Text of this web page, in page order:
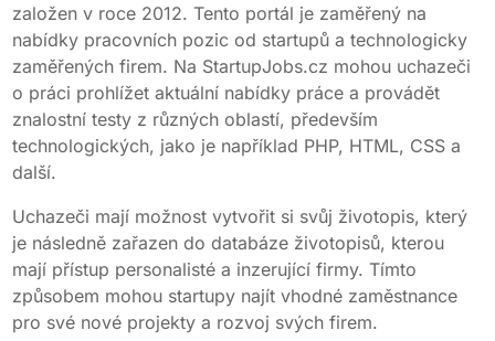
založen v roce 2012. Tento portál je zaměřený na
nabídky pracovních pozic od startupů a technologicky
zaměřených firem. Na StartupJobs.cz mohou uchazeči
o práci prohlížet aktuální nabídky práce a provádět
znalostní testy z různých oblastí, především
technologických, jako je například PHP, HTML, CSS a
další.
Uchazeči mají možnost vytvořit si svůj životopis, který
je následně zařazen do databáze životopisů, kterou
mají přístup personalisté a inzerující firmy. Tímto
způsobem mohou startupy najít vhodné zaměstnance
pro své nové projekty a rozvoj svých firem.